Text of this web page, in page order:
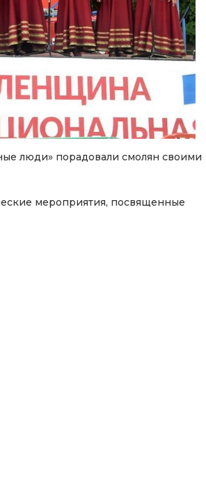
люди» порадовали смолян своими
мероприятия, посвященные